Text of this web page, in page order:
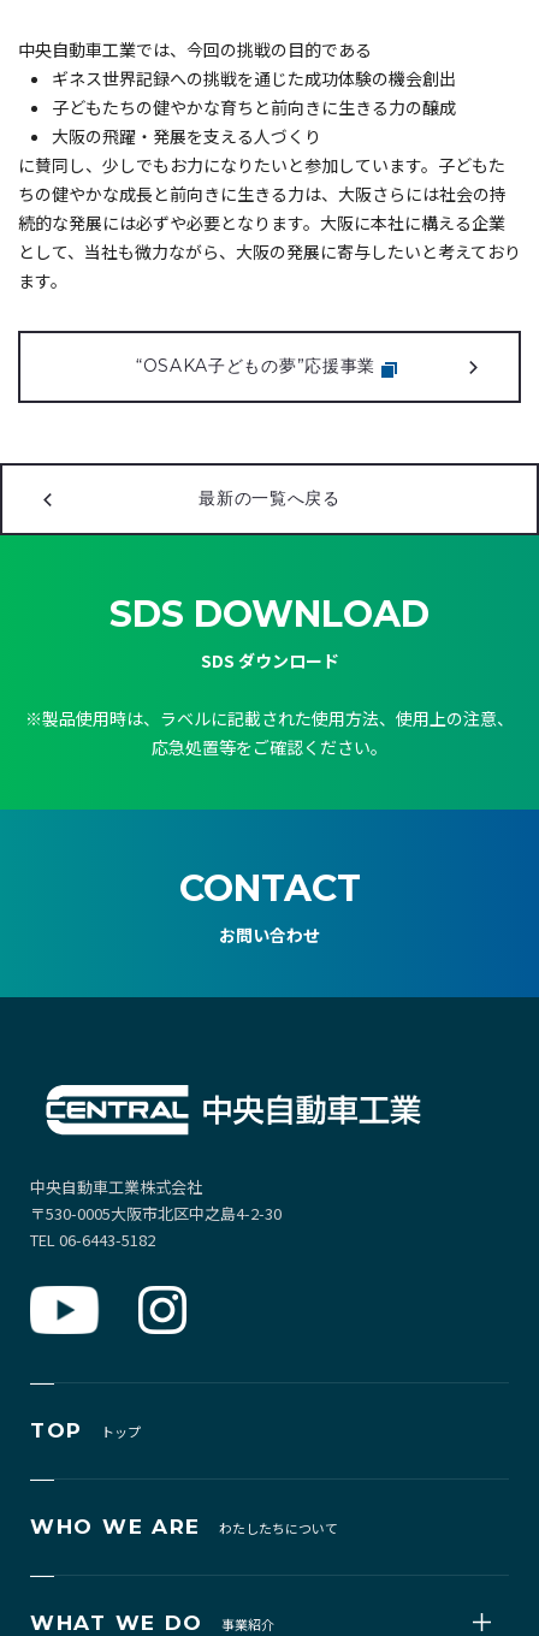
中央自動車工業では、今回の挑戦の目的である
ギネス世界記録への挑戦を通じた成功体験の機会創出
子どもたちの健やかな育ちと前向きに生きる力の醸成
大阪の飛躍・発展を支える人づくり
に賛同し、少しでもお力になりたいと参加しています。子どもた
ちの健やかな成長と前向きに生きる力は、大阪さらには社会の持
続的な発展には必ずや必要となります。大阪に本社に構える企業
として、当社も微力ながら、大阪の発展に寄与したいと考えており
ます。
“OSAKA子どもの夢”応援事業
最新の一覧へ戻る
SDS DOWNLOAD
SDS ダウンロード
※製品使用時は、ラベルに記載された使用方法、使用上の注意、
応急処置等をご確認ください。
CONTACT
お問い合わせ
中央自動車工業株式会社
〒530-0005大阪市北区中之島4-2-30
TEL 06-6443-5182
TOP トップ
WHO WE ARE わたしたちについて
WHAT WE DO 事業紹介